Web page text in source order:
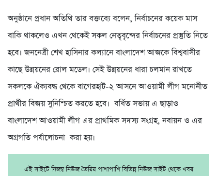
অনুষ্ঠানে প্রধান অতিথি তার বক্তব্যে বলেন, নির্বাচনের কয়েক মাস
বাকি থাকলেও এখন থেকেই সকল নেতৃবৃন্দের নির্বাচনের প্রস্তুতি নিতে
হবে। জননেত্রী শেখ হাসিনার কল্যানে বাংলাদেশ আজকে বিশ্ববাসীর
কাছে উন্নয়নের রোল মডেল। সেই উন্নয়নের ধারা চলমান রাখতে
সকলকে ঐক্যবদ্ধ থেকে বাগেরহাট-২ আসনে আওয়ামী লীগ মনোনীত
প্রার্থীর বিজয় সুনিশ্চিত করতে হবে। বর্ধিত সভায় এ ছাড়াও
বাংলাদেশ আওয়ামী লীগ এর প্রাথমিক সদস্য সংগ্রহ, নবায়ন ও এর
অগ্রগতি পর্যালোচনা করা হয়।
এই সাইটে নিজম্ব নিউজ তৈরির পাশাপাশি বিভিন্ন নিউজ সাইট থেকে খবর